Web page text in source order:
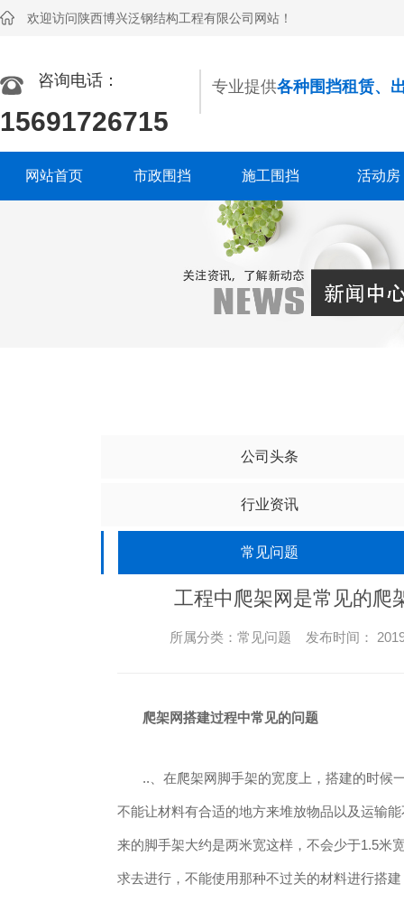
欢迎访问陕西博兴泛钢结构工程有限公司网站！
咨询电话：
15691726715
专业提供各种围挡租赁、
网站首页 市政围挡 施工围挡 活动房
公司头条
行业资讯
常见问题
工程中爬架网是常见的爬
所属分类：常见问题 发布时间：
爬架网搭建过程中常见的问题
..、在爬架网脚手架的宽度上，搭建的时候
不能让材料有合适的地方来堆放物品以及运输
来的脚手架大约是两米宽这样，不会少于1.5米
求去进行，不能使用那种不过关的材料进行搭